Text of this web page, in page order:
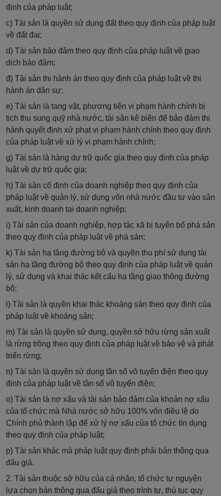
định của pháp luật;
c) Tài sản là quyền sử dụng đất theo quy định của pháp luật
về đất đai;
d) Tài sản bảo đảm theo quy định của pháp luật về giao
dịch bảo đảm;
đ) Tài sản thi hành án theo quy định của pháp luật về thi
hành án dân sự;
e) Tài sản là tang vật, phương tiện vi phạm hành chính bị
tịch thu sung quỹ nhà nước, tài sản kê biên để bảo đảm thi
hành quyết định xử phạt vi phạm hành chính theo quy định
của pháp luật về xử lý vi phạm hành chính;
g) Tài sản là hàng dự trữ quốc gia theo quy định của pháp
luật về dự trữ quốc gia;
h) Tài sản cố định của doanh nghiệp theo quy định của
pháp luật về quản lý, sử dụng vốn nhà nước đầu tư vào sản
xuất, kinh doanh tại doanh nghiệp;
i) Tài sản của doanh nghiệp, hợp tác xã bị tuyên bố phá sản
theo quy định của pháp luật về phá sản;
k) Tài sản hạ tầng đường bộ và quyền thu phí sử dụng tài
sản hạ tầng đường bộ theo quy định của pháp luật về quản
lý, sử dụng và khai thác kết cấu hạ tầng giao thông đường
bộ;
l) Tài sản là quyền khai thác khoáng sản theo quy định của
pháp luật về khoáng sản;
m) Tài sản là quyền sử dụng, quyền sở hữu rừng sản xuất
là rừng trồng theo quy định của pháp luật về bảo vệ và phát
triển rừng;
n) Tài sản là quyền sử dụng tần số vô tuyến điện theo quy
định của pháp luật về tần số vô tuyến điện;
o) Tài sản là nợ xấu và tài sản bảo đảm của khoản nợ xấu
của tổ chức mà Nhà nước sở hữu 100% vốn điều lệ do
Chính phủ thành lập để xử lý nợ xấu của tổ chức tín dụng
theo quy định của pháp luật;
p) Tài sản khác mà pháp luật quy định phải bán thông qua
đấu giá.
2. Tài sản thuộc sở hữu của cá nhân, tổ chức tự nguyện
lựa chọn bán thông qua đấu giá theo trình tự, thủ tục quy